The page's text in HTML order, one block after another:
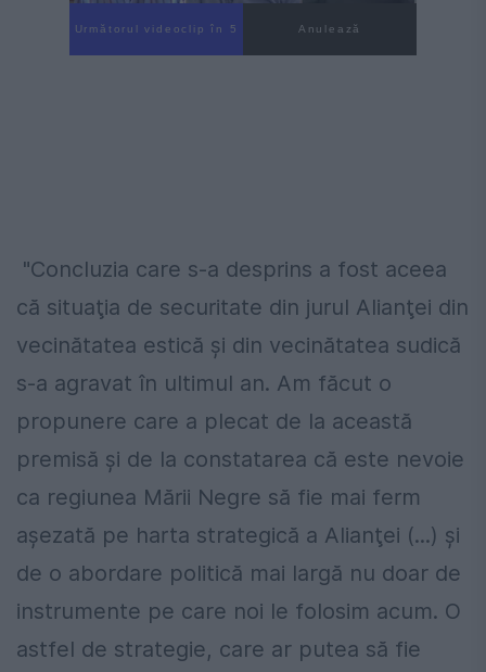
Următorul videoclip în 4 Anulează
"Concluzia care s-a desprins a fost aceea
că situaţia de securitate din jurul Alianţei din
vecinătatea estică şi din vecinătatea sudică
s-a agravat în ultimul an. Am făcut o
propunere care a plecat de la această
premisă şi de la constatarea că este nevoie
ca regiunea Mării Negre să fie mai ferm
aşezată pe harta strategică a Alianţei (...) și
de o abordare politică mai largă nu doar de
instrumente pe care noi le folosim acum. O
astfel de strategie, care ar putea să fie